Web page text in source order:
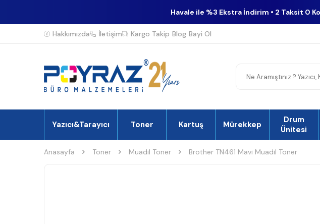
Havale ile %3 Ekstra İndirim • 2 Taksit 0
Hakkımızda İletişim Kargo Takip Blog Bayi Ol
Yazıcı&Tarayıcı Toner Kartuş Mürekkep
Drum
Ünitesi
Anasayfa Toner Muadil Toner Brother TN461 Mavi Muadil Toner